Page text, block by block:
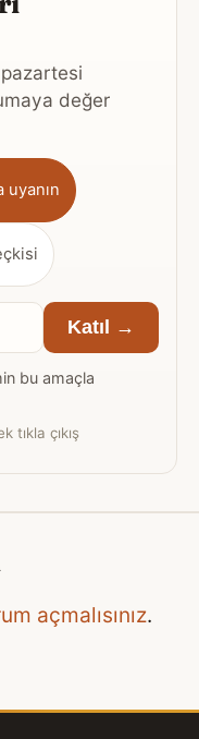
değer
uyanın
Katıl →
bu amaçla
tıkla çıkış
açmalısınız.